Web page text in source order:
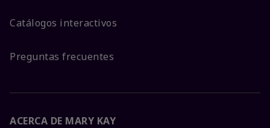
Catálogos interactivos
Preguntas frecuentes
ACERCA DE MARY KAY